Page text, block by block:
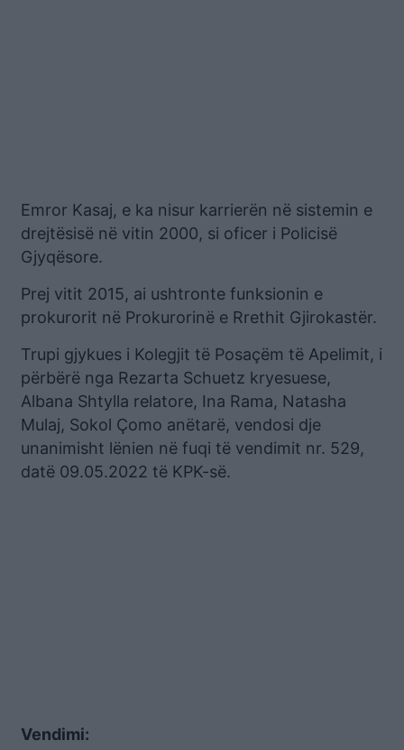
Emror Kasaj, e ka nisur karrierën në sistemin e
drejtësisë në vitin 2000, si oficer i Policisë
Gjyqësore.
Prej vitit 2015, ai ushtronte funksionin e
prokurorit në Prokurorinë e Rrethit Gjirokastër.
Trupi gjykues i Kolegjit të Posaçëm të Apelimit, i
përbërë nga Rezarta Schuetz kryesuese,
Albana Shtylla relatore, Ina Rama, Natasha
Mulaj, Sokol Çomo anëtarë, vendosi dje
unanimisht lënien në fuqi të vendimit nr. 529,
datë 09.05.2022 të KPK-së.
Vendimi: